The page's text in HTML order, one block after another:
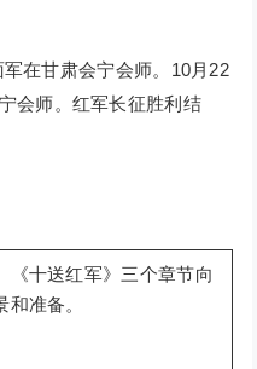
在甘肃会宁会师。10月22
会师。红军长征胜利结
《十送红军》三个章节向
准备。